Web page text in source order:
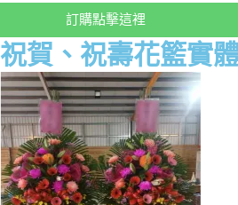
訂購點擊這裡
祝賀、祝壽花籃實